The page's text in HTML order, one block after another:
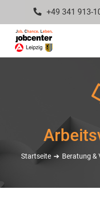
Inhalt
springen
+49 341 913-
Startseite Beratung &